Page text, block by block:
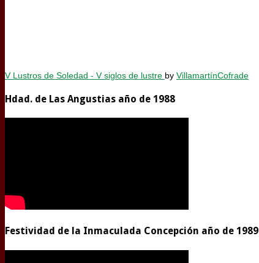
V Lustros de Soledad - V siglos de lustre by VillamartínCofrade
Hdad. de Las Angustias año de 1988
Festividad de la Inmaculada Concepción año de 1989